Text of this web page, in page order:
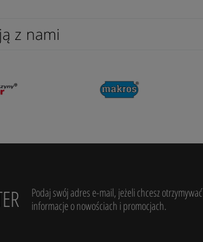
z nami
Podaj swój adres e-mail, jeżeli chcesz otrzymywać
informacje o nowościach i promocjach.